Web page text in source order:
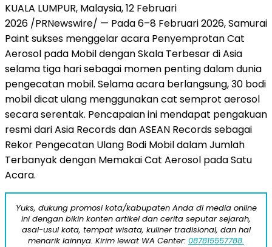
KUALA LUMPUR, Malaysia, 12 Februari
2026 /PRNewswire/ — Pada 6–8 Februari 2026, Samurai
Paint sukses menggelar acara Penyemprotan Cat
Aerosol pada Mobil dengan Skala Terbesar di Asia
selama tiga hari sebagai momen penting dalam dunia
pengecatan mobil. Selama acara berlangsung, 30 bodi
mobil dicat ulang menggunakan cat semprot aerosol
secara serentak. Pencapaian ini mendapat pengakuan
resmi dari Asia Records dan ASEAN Records sebagai
Rekor Pengecatan Ulang Bodi Mobil dalam Jumlah
Terbanyak dengan Memakai Cat Aerosol pada Satu
Acara.
Yuks, dukung promosi kota/kabupaten Anda di media online
ini dengan bikin konten artikel dan cerita seputar sejarah,
asal-usul kota, tempat wisata, kuliner tradisional, dan hal
menarik lainnya. Kirim lewat WA Center: 087815557788.